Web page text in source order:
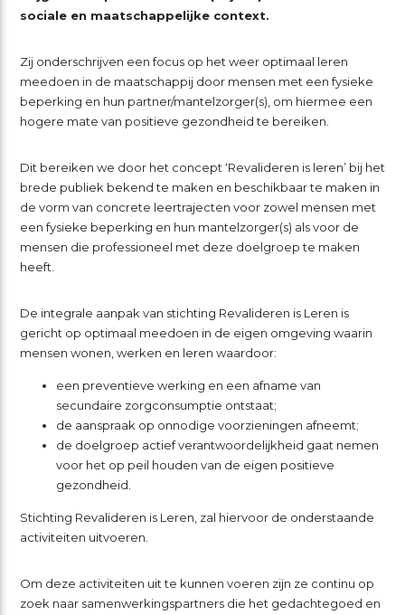
sociale en maatschappelijke context.
Zij onderschrijven een focus op het weer optimaal leren
meedoen in de maatschappij door mensen met een fysieke
beperking en hun partner/mantelzorger(s), om hiermee een
hogere mate van positieve gezondheid te bereiken.
Dit bereiken we door het concept ‘Revalideren is leren’ bij het
brede publiek bekend te maken en beschikbaar te maken in
de vorm van concrete leertrajecten voor zowel mensen met
een fysieke beperking en hun mantelzorger(s) als voor de
mensen die professioneel met deze doelgroep te maken
heeft.
De integrale aanpak van stichting Revalideren is Leren is
gericht op optimaal meedoen in de eigen omgeving waarin
mensen wonen, werken en leren waardoor:
een preventieve werking en een afname van
secundaire zorgconsumptie ontstaat;
de aanspraak op onnodige voorzieningen afneemt;
de doelgroep actief verantwoordelijkheid gaat nemen
voor het op peil houden van de eigen positieve
gezondheid.
Stichting Revalideren is Leren, zal hiervoor de onderstaande
activiteiten uitvoeren.
Om deze activiteiten uit te kunnen voeren zijn ze continu op
zoek naar samenwerkingspartners die het gedachtegoed en